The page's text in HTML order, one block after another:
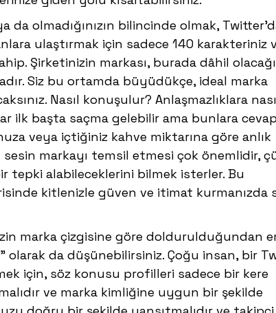
da olmadığınızın bilincinde olmak,
ulaştırmak için sadece 140 karakteriniz
Şirketinizin markası, burada dâhil
Siz bu ortamda büyüdükçe, ideal marka
Nasıl konuşulur? Anlaşmazlıklara
ilk başta saçma gelebilir ama bunlara
veya içtiğiniz kahve miktarına göre anlık
sesin markayı temsil etmesi çok önemlidir,
tepki alabileceklerini bilmek isterler. Bu
kitlenizle güven ve itimat kurmanızda
marka çizgisine göre doldurulduğundan
olarak da düşünebilirsiniz. Çoğu insan, bir
için, söz konusu profilleri sadece bir kere
ve marka kimliğine uygun bir şekilde